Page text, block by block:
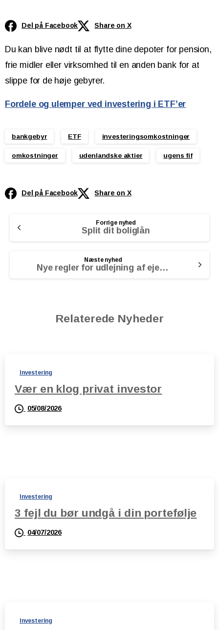
Del på Facebook Share on X
Du kan blive nødt til at flytte dine depoter for pension,
frie midler eller virksomhed til en anden bank for at
slippe for de høje gebyrer.
Fordele og ulemper ved investering i ETF’er
bankgebyr ETF investeringsomkostninger
omkostninger udenlandske aktier ugens fif
Del på Facebook Share on X
Reading
Forrige nyhed
Split dit boliglån
Næste nyhed
Nye regler for udlejning af ejerbolig
Relaterede Nyheder
Investering
Vær en klog privat investor
05/08/2026
Investering
3 fejl du bør undgå i din portefølje
04/07/2026
Investering